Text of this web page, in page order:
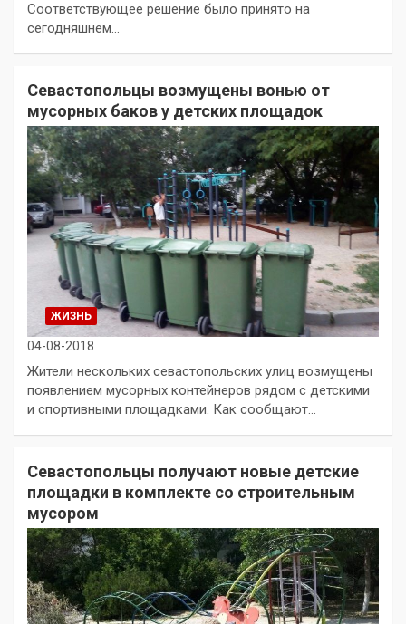
Соответствующее решение было принято на
сегодняшнем…
Севастопольцы возмущены вонью от
мусорных баков у детских площадок
ЖИЗНЬ
04-08-2018
Жители нескольких севастопольских улиц возмущены
появлением мусорных контейнеров рядом с детскими
и спортивными площадками. Как сообщают…
Севастопольцы получают новые детские
площадки в комплекте со строительным
мусором